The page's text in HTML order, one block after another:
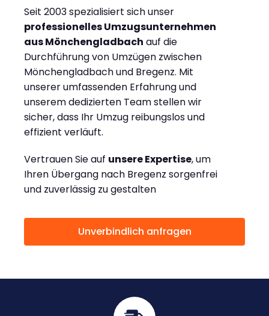
Seit 2003 spezialisiert sich unser
professionelles Umzugsunternehmen
aus Mönchengladbach auf die
Durchführung von Umzügen zwischen
Mönchengladbach und Bregenz. Mit
unserer umfassenden Erfahrung und
unserem dedizierten Team stellen wir
sicher, dass Ihr Umzug reibungslos und
effizient verläuft.
Vertrauen Sie auf unsere Expertise, um
Ihren Übergang nach Bregenz sorgenfrei
und zuverlässig zu gestalten
Unverbindlich anfragen